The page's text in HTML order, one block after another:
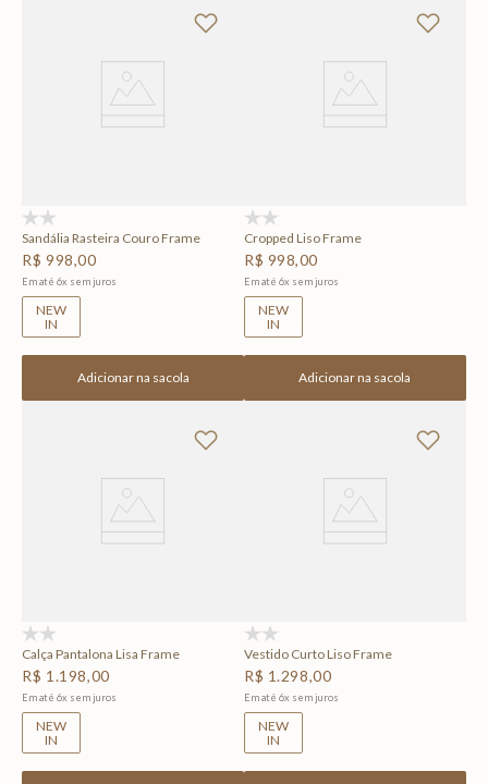
Sandália Rasteira Couro Frame
R$ 998,00
Em até6x sem juros
NEW
IN
Adicionar na sacola
Cropped Liso Frame
R$ 998,00
Em até 6x sem juros
NEW
IN
Adicionar na sacola
Calça Pantalona Lisa Frame
R$ 1 .198,00
Em até6x sem juros
NEW
IN
Vestido Curto Liso Frame
R$ 1.298,00
Em até 6x sem juros
NEW
IN